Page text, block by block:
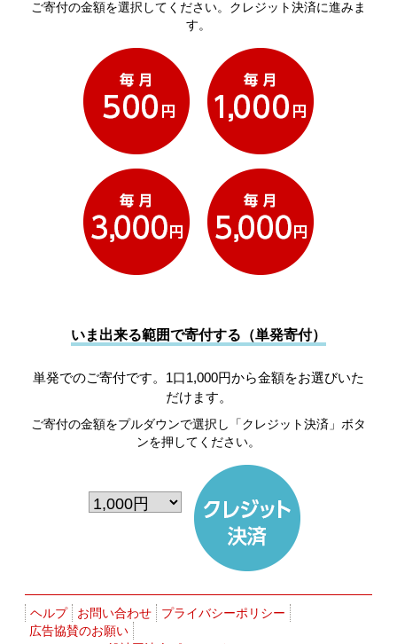
ご寄付の金額を選択してください。クレジット決済に進みま
す。
いま出来る範囲で寄付する（単発寄付）
単発でのご寄付です。1口1,000円から金額をお選びいた
だけます。
ご寄付の金額をプルダウンで選択し「クレジット決済」ボタ
ンを押してください。
ヘルプ お問い合わせ
プライバシーポリシー
広告協賛のお願い